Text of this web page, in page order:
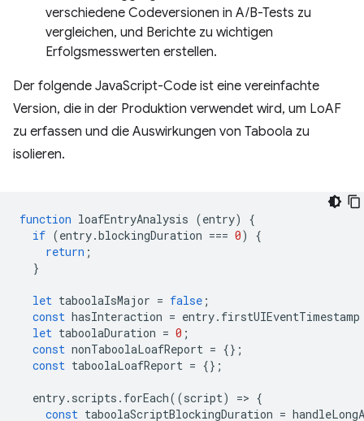
verschiedene Codeversionen in A/B-Tests zu
vergleichen, und Berichte zu wichtigen
Erfolgsmesswerten erstellen.
Der folgende JavaScript-Code ist eine vereinfachte
Version, die in der Produktion verwendet wird, um LoAF
zu erfassen und die Auswirkungen von Taboola zu
isolieren.
function loafEntryAnalysis (entry)
{
if (entry.blockingDuration === 0)
{
return ;
}
let taboolaIsMajor = false ;
const hasInteraction = entry. firstUIEventTimestamp
let taboolaDuration = 0 ;
const nonTaboolaLoafReport = {};
const taboolaLoafReport = {};
entry. scripts . forEach((script) => {
const taboolaScriptBlockingDuration =